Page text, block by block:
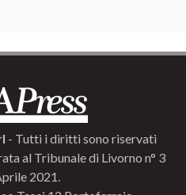
- Tutti i diritti sono riservati
al Tribunale di Livorno n° 3
2021.